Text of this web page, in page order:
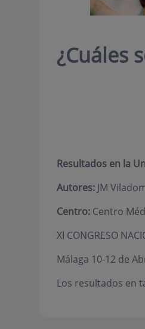
¿Cuáles
Resultados en la
Autores:JM
Centro:Centro
XI CONGRESO
Málaga 10-12 de
Los resultados en